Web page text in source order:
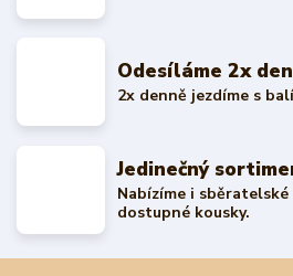
Odesíláme 2x
2x denně jezdíme s
Jedinečný
Nabízíme i
dostupné kousky.